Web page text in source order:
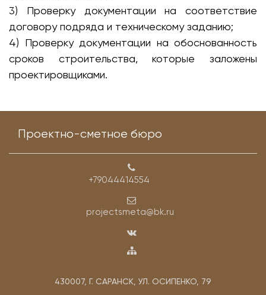
3) Проверку документации на соответствие
договору подряда и техническому заданию;
4) Проверку документации на обоснованность
сроков строительства, которые заложены
проектировщиками.
Проектно-сметное бюро
+79044414554
projectsmeta@bk.ru
430007, Г. САРАНСК, УЛ. ОСИПЕНКО, 79